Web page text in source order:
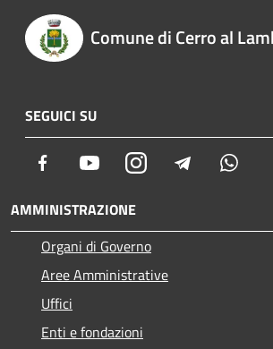
Comune di Cerro al
SEGUICI SU
Facebook YoutubeInstagram Telegram
AMMINISTRAZIONE
Organi di Governo
Aree Amministrative
Uffici
Enti e fondazioni